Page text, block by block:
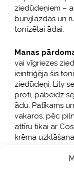
ziedūdeņiem –
burvjlazdas un
tonizētai ādai.
Manas
vai vīgriezes
ieintriģēja šis
ziedūdeņi. Lily
proti, pabeidz
ādu. Patīkams
vakaros, pēc
attīru tikai ar
krēma
8/10